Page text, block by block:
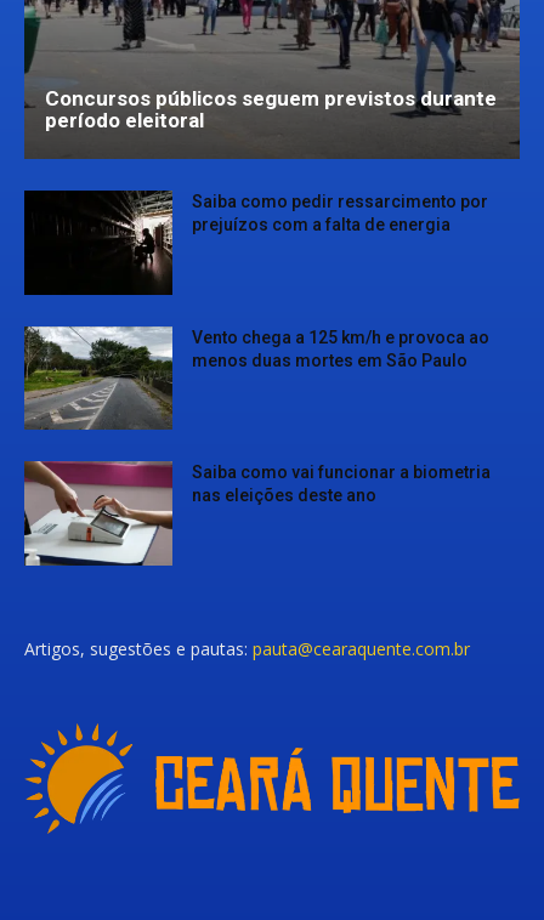
Concursos públicos seguem previstos durante
período eleitoral
Saiba como pedir ressarcimento por
prejuízos com a falta de energia
Vento chega a 125 km/h e provoca ao
menos duas mortes em São Paulo
Saiba como vai funcionar a biometria
nas eleições deste ano
Artigos, sugestões e pautas: pauta@cearaquente.com.br